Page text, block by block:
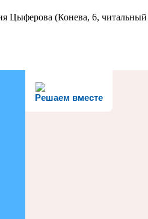
Цыферова (Конева, 6, читальный
Решаем вместе